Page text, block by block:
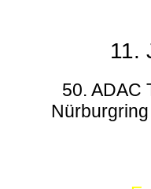
11.
50. ADAC